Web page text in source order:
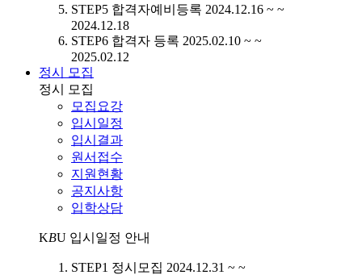
STEP5 합격자예비등록 2024.12.16 ~ ~
2024.12.18
STEP6 합격자 등록 2025.02.10 ~ ~
2025.02.12
정시 모집
정시 모집
모집요강
입시일정
입시결과
원서접수
지원현황
공지사항
입학상담
KBU 입시일정 안내
STEP1 정시모집 2024.12.31 ~ ~